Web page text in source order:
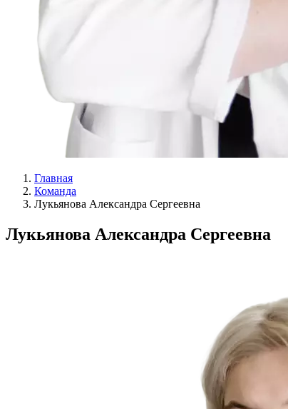
Главная
Команда
Лукьянова Александра Сергеевна
Лукьянова Александра Сергеевна